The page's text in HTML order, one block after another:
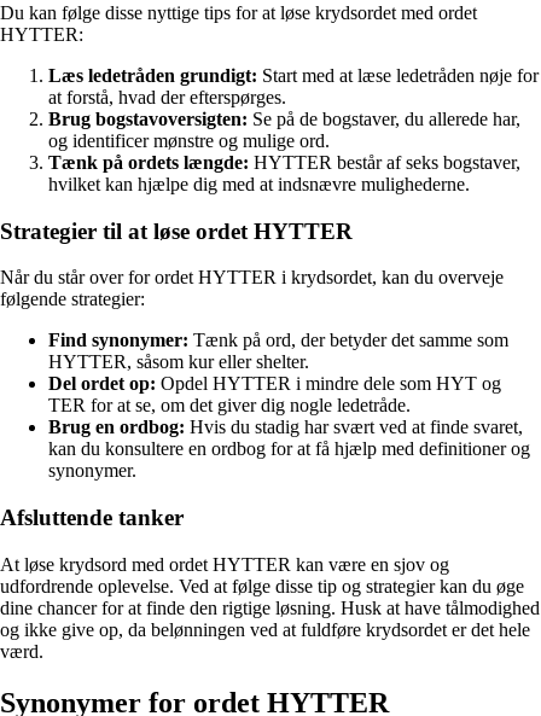
Du kan følge disse nyttige tips for at løse krydsordet med ordet
HYTTER:
Læs ledetråden grundigt: Start med at læse ledetråden nøje for
at forstå, hvad der efterspørges.
Brug bogstavoversigten: Se på de bogstaver, du allerede har,
og identificer mønstre og mulige ord.
Tænk på ordets længde: HYTTER består af seks bogstaver,
hvilket kan hjælpe dig med at indsnævre mulighederne.
Strategier til at løse ordet HYTTER
Når du står over for ordet HYTTER i krydsordet, kan du overveje
følgende strategier:
Find synonymer: Tænk på ord, der betyder det samme som
HYTTER, såsom kur eller shelter.
Del ordet op: Opdel HYTTER i mindre dele som HYT og
TER for at se, om det giver dig nogle ledetråde.
Brug en ordbog: Hvis du stadig har svært ved at finde svaret,
kan du konsultere en ordbog for at få hjælp med definitioner og
synonymer.
Afsluttende tanker
At løse krydsord med ordet HYTTER kan være en sjov og
udfordrende oplevelse. Ved at følge disse tip og strategier kan du øge
dine chancer for at finde den rigtige løsning. Husk at have tålmodighed
og ikke give op, da belønningen ved at fuldføre krydsordet er det hele
værd.
Synonymer for ordet HYTTER